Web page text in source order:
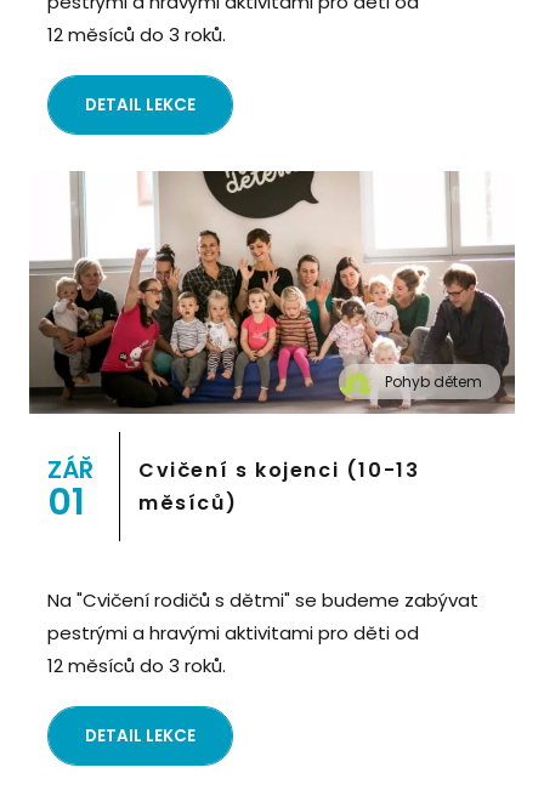
12 měsíců do 3 roků.
DETAIL LEKCE
" alt="Cvičení pro děti "Pohyb dětem", Praha 2,
Prostor 8">
Pohyb dětem
ZÁŘ
01
Cvičení s kojenci (10-13
měsíců)
Na "Cvičení rodičů s dětmi" se budeme zabývat
pestrými a hravými aktivitami pro děti od
12 měsíců do 3 roků.
DETAIL LEKCE